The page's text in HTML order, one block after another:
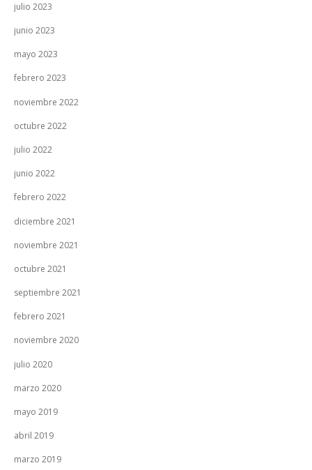
julio 2023
junio 2023
mayo 2023
febrero 2023
noviembre 2022
octubre 2022
julio 2022
junio 2022
febrero 2022
diciembre 2021
noviembre 2021
octubre 2021
septiembre 2021
febrero 2021
noviembre 2020
julio 2020
marzo 2020
mayo 2019
abril 2019
marzo 2019